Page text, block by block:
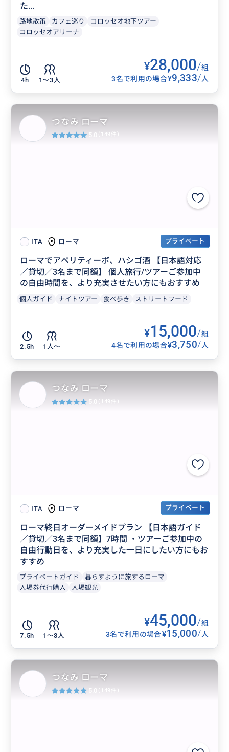
た...
路地散策 カフェ巡り
コロッセオ地下ツアー
コロッセオアリーナ
4h 1〜3人
¥28,000/組
3名で利用の場合¥9,333/人
ITA ローマ プライベート
ローマでアペリティーボ、ハシゴ酒 【日本語対応
／貸切／3名まで同額】 個人旅行/ツアーご参加中
の自由時間を、より充実させたい方にもおすすめ
個人ガイド ナイトツアー 食べ歩き ストリートフード
2.5h 1人〜
¥15,000/組
4名で利用の場合¥3,750/人
つなみ ローマ
5.0 (149件)
ITA ローマ プライベート
ローマ終日オーダーメイドプラン 【日本語ガイド
／貸切／3名まで同額】7時間 ・ツアーご参加中の
自由行動日を、より充実した一日にしたい方にもお
すすめ
プライベートガイド
暮らすように旅するローマ
入場券代行購入
入場観光
7.5h 1〜3人
¥45,000/組
3名で利用の場合¥15,000/人
つなみ ローマ
5.0 (149件)
つなみ ローマ
5.0 (149件)